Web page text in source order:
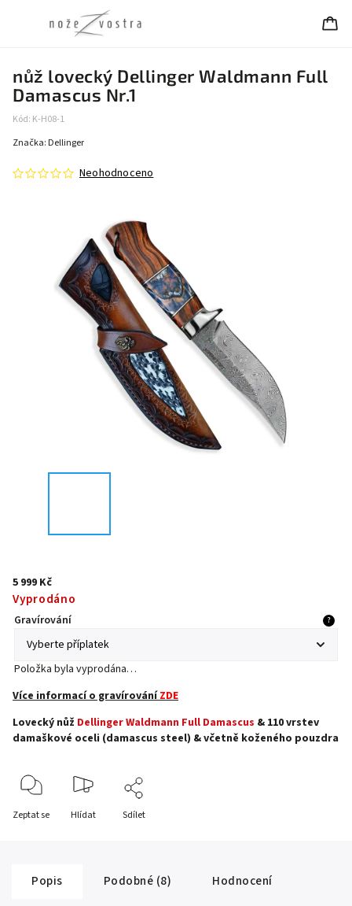
nůž lovecký Dellinger Waldmann Full
Damascus Nr.1
Kód: K-H08-1
Neohodnoceno
Značka: Dellinger
5 999 Kč
Vyprodáno
Gravírování ?
Položka byla vyprodána…
Více informací o gravírováníZDE
Lovecký nůž Dellinger Waldmann Full Damascus & 110 vrstev
damaškové oceli (damascus steel) & včetně koženého pouzdra
Zeptat se Hlídat Sdílet
Popis Podobné (8)
Hodnocení